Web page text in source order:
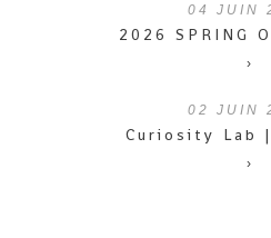
04 JUIN
2026 SPRING
›
02 JUIN
Curiosity Lab
›